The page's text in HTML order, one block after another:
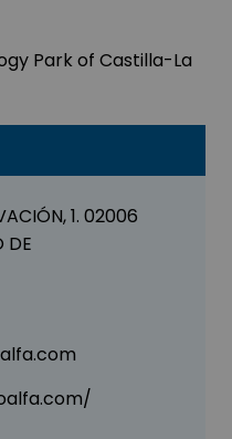
1. 02006
DE
Park of Castilla-La